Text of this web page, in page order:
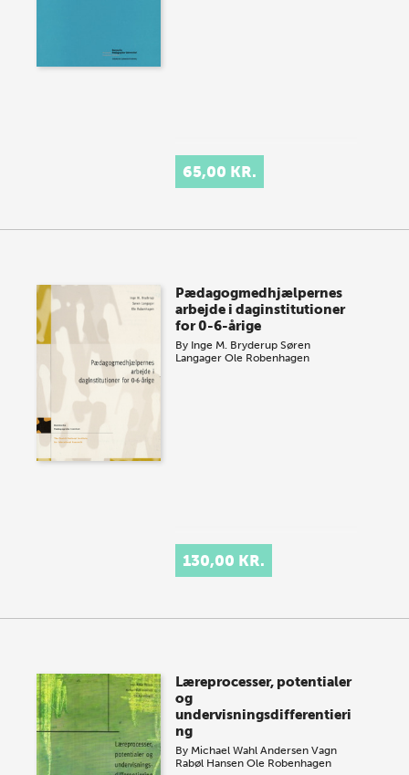
65,00 KR.
Pædagogmedhjælpernes
arbejde i daginstitutioner
for 0-6-årige
By Inge M. Bryderup Søren
Langager Ole Robenhagen
130,00 KR.
Læreprocesser, potentialer
og
undervisningsdifferentieri
ng
By Michael Wahl Andersen Vagn
Rabøl Hansen Ole Robenhagen